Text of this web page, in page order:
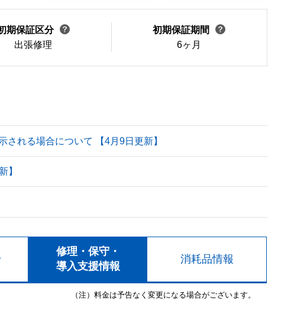
期保証区分
出張修理
初期保証期間
6ヶ月
れる場合について 【4月9日更新】
】
修理・保守・
導入支援情報
消耗品情報
（注）料金は予告なく変更になる場合がございます。